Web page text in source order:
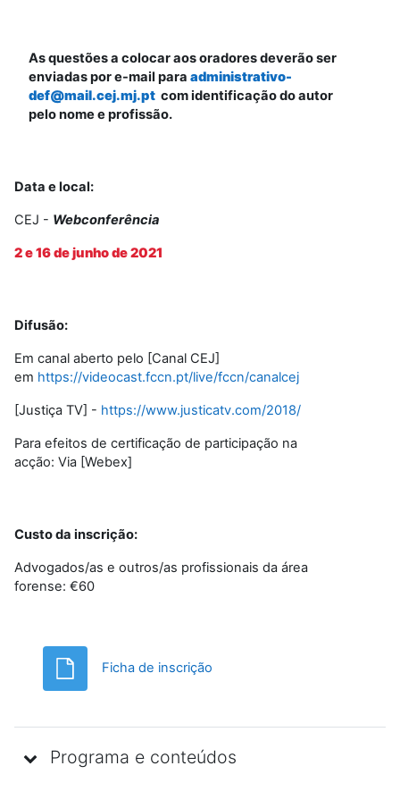
As questões a colocar aos oradores deverão ser
enviadas por e-mail para administrativo-
def@mail.cej.mj.pt com identificação do autor
pelo nome e profissão.
Data e local:
CEJ - Webconferência
2 e 16 de junho de 2021
Difusão:
Em canal aberto pelo [Canal CEJ]
em https://videocast.fccn.pt/live/fccn/canalcej
[Justiça TV] - https://www.justicatv.com/2018/
Para efeitos de certificação de participação na
acção: Via [Webex]
Custo da inscrição:
Advogados/as e outros/as profissionais da área
forense: €60
Ficha de inscrição
Programa e conteúdos